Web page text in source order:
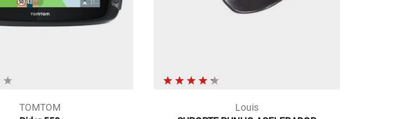
TOMTOM
Louis